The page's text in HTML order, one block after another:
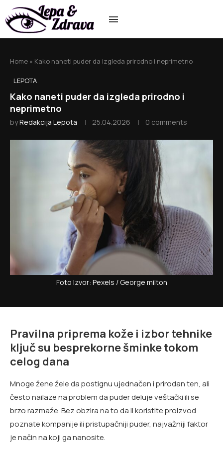
Home » Kako naneti puder da izgleda prirodno i neprimetno
LEPOTA
Kako naneti puder da izgleda prirodno i
neprimetno
byRedakcija Lepota 25.04.2026 0 comments
Foto Izvor: Pexels / George milton
Pravilna priprema kože i izbor tehnike
ključ su besprekorne šminke tokom
celog dana
Mnoge žene žele da postignu ujednačen i prirodan ten, ali
često nailaze na problem da puder deluje veštački ili se
brzo razmaže. Bez obzira na to da li koristite proizvod
poznate kompanije ili pristupačniji puder, najvažniji faktor
je način na koji ga nanosite.